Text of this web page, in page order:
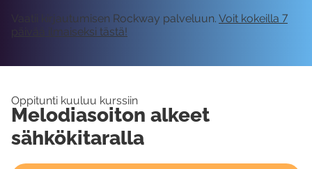
Vaatii kirjautumisen Rockway palveluun. Voit kokeilla 7
päivää ilmaiseksi tästä!
Oppitunti kuuluu kurssiin
Melodiasoiton alkeet
sähkökitaralla